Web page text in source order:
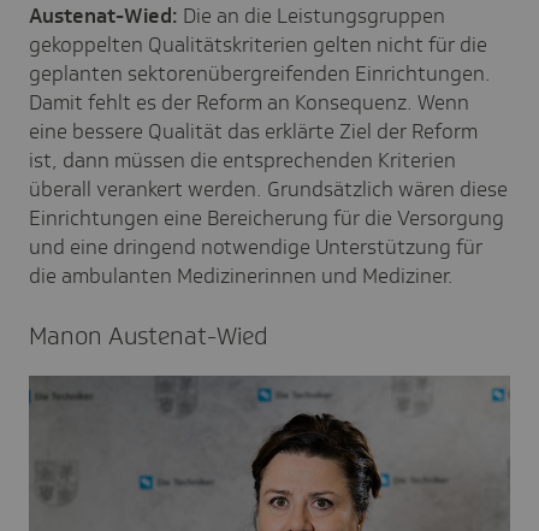
Austenat-Wied: Die an die Leistungsgruppen
gekoppelten Qualitätskriterien gelten nicht für die
geplanten sektorenübergreifenden Einrichtungen.
Damit fehlt es der Reform an Konsequenz. Wenn
eine bessere Qualität das erklärte Ziel der Reform
ist, dann müssen die entsprechenden Kriterien
überall verankert werden. Grundsätzlich wären diese
Einrichtungen eine Bereicherung für die Versorgung
und eine dringend notwendige Unterstützung für
die ambulanten Medizinerinnen und Mediziner.
Manon Auste­nat-Wied